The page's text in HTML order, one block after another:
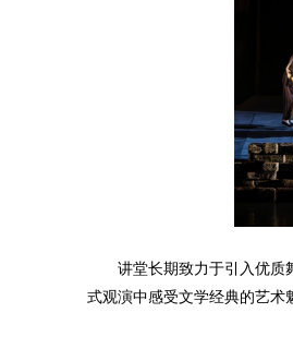
讲堂长期致力于引入优质
式观演中感受文学经典的艺术